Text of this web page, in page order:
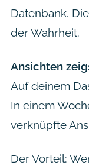
Datenbank.
der Wahrheit.
Ansichten
Auf deinem
In einem
verknüpfte
Der Vorteil: